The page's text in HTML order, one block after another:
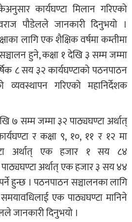
कार्यघण्टा मिलान गरिएको
पौडेलले जानकारी दिनुभयो ।
लागि एक शैक्षिक वर्षमा कम्तीमा
हुने, कक्षा १ देखि ३ सम्म जम्मा
८ सय ३२ कार्यघण्टाको पठनपाठन
व्यवस्थापन गरिएको महानिर्देशक
७ सम्म जम्मा ३२ पाठ्यघण्टा अर्थात्
र कक्षा ९, १०, ११ र १२ मा
अर्थात् एक हजार १ सय ८४
पाठ्यघण्टा अर्थात् एक हजार ३ सय ४४
हुन्छ । पठनपाठन सञ्चालनका लागि
एक पाठ्यघण्टा मानिने
जानकारी दिनुभयो ।